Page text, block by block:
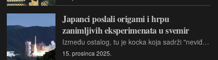
Japanci poslali origami i hrpu
zanimljivih eksperimenata u svemir
Između ostalog, tu je kocka koja sadrži "neviđeno laganu i lako složivu rasklopivu antenu za svemir" koja se "može sklopiti pomoću tehnika origamija".
15. prosinca 2025.